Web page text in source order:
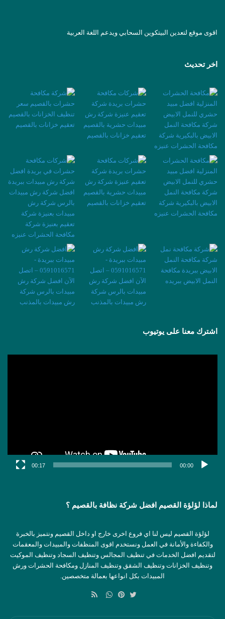
اقوى موقع لتعدين البيتكوين السحابي ويدعم اللغة العربية
اخر تحديث
اشترك معنا على يوتيوب
00:00
00:17
لماذا لؤلؤة القصيم افضل شركة نظافة بالقصيم ؟
لؤلؤة القصيم ليس لنا اي فروع اخرى خارج او داخل القصيم ونتميز بالخبرة
والكفاءة والأمانة في العمل ونستخدم اقوى المنظفات والمبيدات والمعقمات
لتقديم افضل الخدمات في تنظيف المجالس وتنظيف السجاد وتنظيف الموكيت
وتنظيف الخزانات وتنظيف الشقق وتنظيف المنازل ومكافحة الحشرات ورش
المبيدات بكل انواعها بعمالة متخصصين.